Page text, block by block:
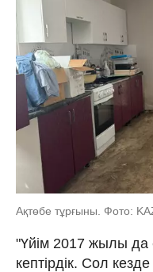
Ақтөбе тұрғыны. Фото:
"Үйім 2017 жылы да
кептірдік. Сол